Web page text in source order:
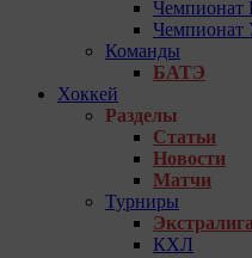
Чемпионат
Чемпионат
Команды
БАТЭ
Хоккей
Разделы
Статьи
Новости
Матчи
Турниры
Экстралига
КХЛ